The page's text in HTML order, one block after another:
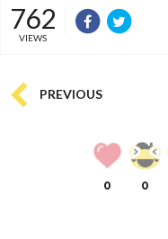
762
VIEWS
PREVIOUS
0 0